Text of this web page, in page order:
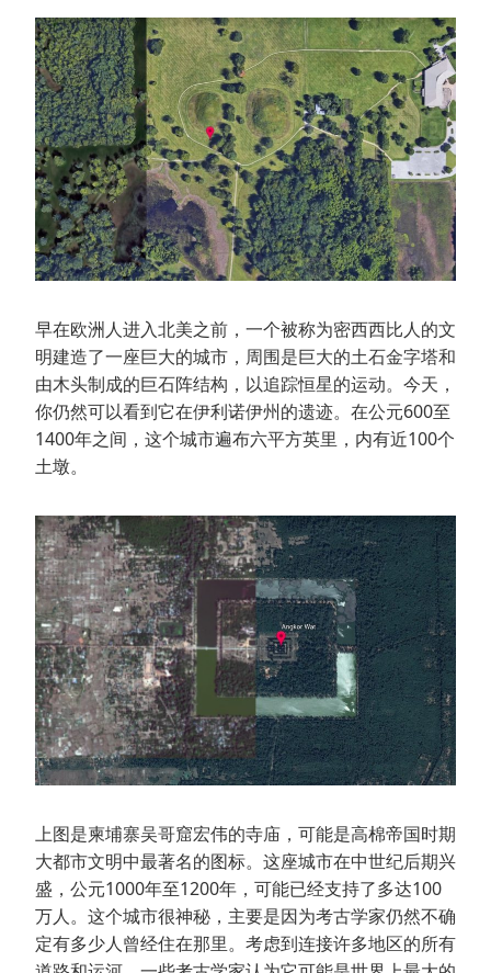
早在欧洲人进入北美之前，一个被称为密西西比人的文
明建造了一座巨大的城市，周围是巨大的土石金字塔和
由木头制成的巨石阵结构，以追踪恒星的运动。今天，
你仍然可以看到它在伊利诺伊州的遗迹。在公元600至
1400年之间，这个城市遍布六平方英里，内有近100个
土墩。
上图是柬埔寨吴哥窟宏伟的寺庙，可能是高棉帝国时期
大都市文明中最著名的图标。这座城市在中世纪后期兴
盛，公元1000年至1200年，可能已经支持了多达100
万人。这个城市很神秘，主要是因为考古学家仍然不确
定有多少人曾经住在那里。考虑到连接许多地区的所有